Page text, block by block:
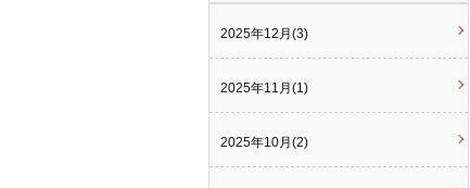
2025年12月(3)
2025年11月(1)
2025年10月(2)